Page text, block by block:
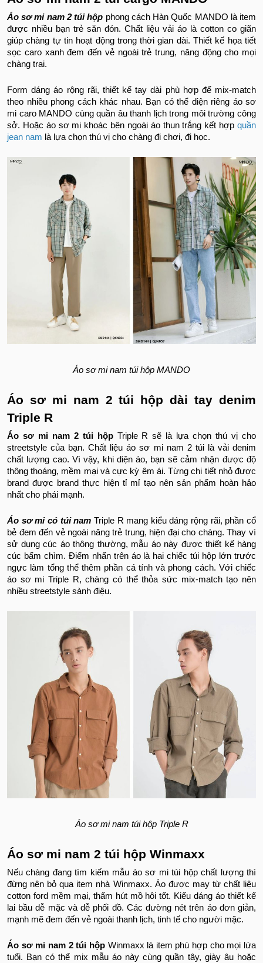
Áo sơ mi nam 2 túi hộp phong cách Hàn Quốc MANDO là item
được nhiều bạn trẻ săn đón. Chất liệu vải áo là cotton co giãn
giúp chàng tự tin hoạt động trong thời gian dài. Thiết kế họa tiết
sọc caro xanh đem đến vẻ ngoài trẻ trung, năng động cho mọi
chàng trai.
Form dáng áo rộng rãi, thiết kế tay dài phù hợp để mix-match
theo nhiều phong cách khác nhau. Bạn có thể diện riêng áo sơ
mi caro MANDO cùng quần âu thanh lịch trong môi trường công
sở. Hoặc áo sơ mi khoác bên ngoài áo thun trắng kết hợp quần
jean nam là lựa chọn thú vị cho chàng đi chơi, đi học.
Áo sơ mi nam túi hộp MANDO
Áo sơ mi nam 2 túi hộp dài tay denim
Triple R
Áo sơ mi nam 2 túi hộp Triple R sẽ là lựa chọn thú vị cho
streetstyle của bạn. Chất liệu áo sơ mi nam 2 túi là vải denim
chất lượng cao. Vì vậy, khi diện áo, bạn sẽ cảm nhận được độ
thông thoáng, mềm mại và cực kỳ êm ái. Từng chi tiết nhỏ được
brand được brand thực hiện tỉ mỉ tạo nên sản phẩm hoàn hảo
nhất cho phái mạnh.
Áo sơ mi có túi nam Triple R mang kiểu dáng rộng rãi, phần cổ
bẻ đem đến vẻ ngoài năng trẻ trung, hiện đại cho chàng. Thay vì
sử dụng cúc áo thông thường, mẫu áo này được thiết kế hàng
cúc bấm chìm. Điểm nhấn trên áo là hai chiếc túi hộp lớn trước
ngực làm tổng thể thêm phần cá tính và phong cách. Với chiếc
áo sơ mi Triple R, chàng có thể thỏa sức mix-match tạo nên
nhiều streetstyle sành điệu.
Áo sơ mi nam túi hộp Triple R
Áo sơ mi nam 2 túi hộp Winmaxx
Nếu chàng đang tìm kiếm mẫu áo sơ mi túi hộp chất lượng thì
đừng nên bỏ qua item nhà Winmaxx. Áo được may từ chất liệu
cotton ford mềm mại, thấm hút mồ hôi tốt. Kiểu dáng áo thiết kế
lai bầu dễ mặc và dễ phối đồ. Các đường nét trên áo đơn giản,
mạnh mẽ đem đến vẻ ngoài thanh lịch, tinh tế cho người mặc.
Áo sơ mi nam 2 túi hộpWinmaxx là item phù hợp cho mọi lứa
tuổi. Bạn có thể mix mẫu áo này cùng quần tây, giày âu hoặc